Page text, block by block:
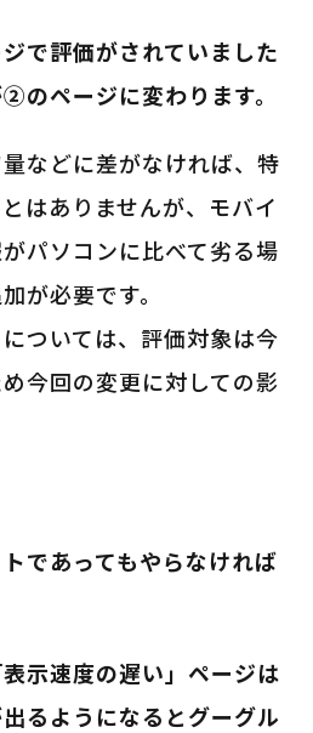
で評価がされていました
のページに変わります。
などに差がなければ、特
はありませんが、モバイ
パソコンに比べて劣る場
が必要です。
ついては、評価対象は今
今回の変更に対しての影
であってもやらなければ
表示速度の遅い」ページは
るようになるとグーグル